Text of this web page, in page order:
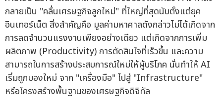
กลายเป็น "คลื่นเศรษฐกิจลูกใหม่" ที่ใหญ่ที่สุดนับตั้งแต่ยุค
อินเทอร์เน็ต สิ่งสำคัญคือ มูลค่ามหาศาลดังกล่าวไม่ได้เกิดจาก
การลดจำนวนแรงงานเพียงอย่างเดียว แต่เกิดจากการเพิ่ม
ผลิตภาพ (Productivity) การตัดสินใจที่เร็วขึ้น และความ
สามารถในการสร้างประสบการณ์ใหม่ให้ผู้บริโภค นั่นทำให้ AI
เริ่มถูกมองใหม่ จาก "เครื่องมือ" ไปสู่ "Infrastructure"
หรือโครงสร้างพื้นฐานของเศรษฐกิจดิจิทัล